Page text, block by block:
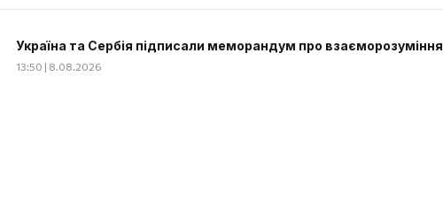
Україна та Сербія підписали меморандум про взаєморозуміння
13:50 | 8.08.2026